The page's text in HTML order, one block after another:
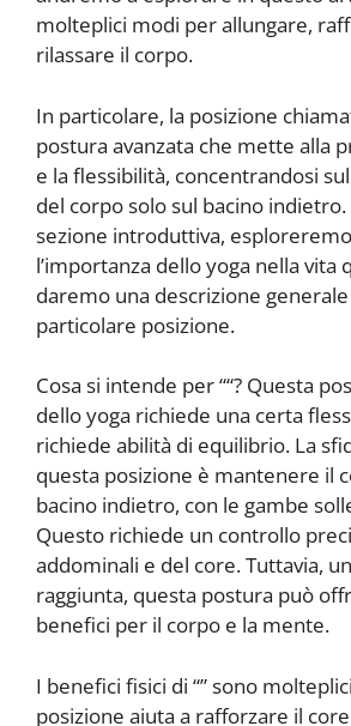
molteplici modi per allungare,
rilassare il corpo.
In particolare, la posizione
postura avanzata che mette alla
e la flessibilità, concentrandosi
del corpo solo sul bacino
sezione introduttiva,
l’importanza dello yoga nella vita
daremo una descrizione
particolare posizione.
Cosa si intende per ““? Questa
dello yoga richiede una certa
richiede abilità di equilibrio. La
questa posizione è mantenere il
bacino indietro, con le gambe
Questo richiede un controllo
addominali e del core. Tuttavia,
raggiunta, questa postura può
benefici per il corpo e la mente.
I benefici fisici di “” sono
posizione aiuta a rafforzare il